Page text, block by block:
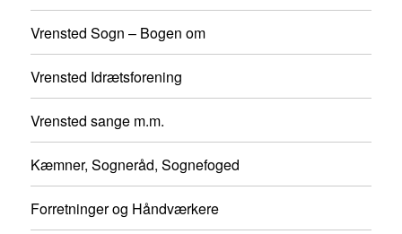
Vrensted Sogn – Bogen om
Vrensted Idrætsforening
Vrensted sange m.m.
Kæmner, Sogneråd, Sognefoged
Forretninger og Håndværkere